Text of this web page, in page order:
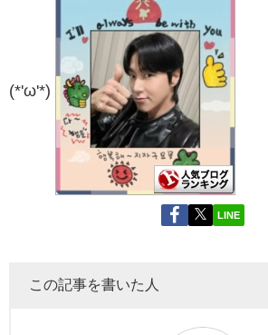
(*'ω'*)
LINE
この記事を書いた人